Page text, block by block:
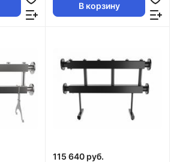
В корзину
115 640 руб.